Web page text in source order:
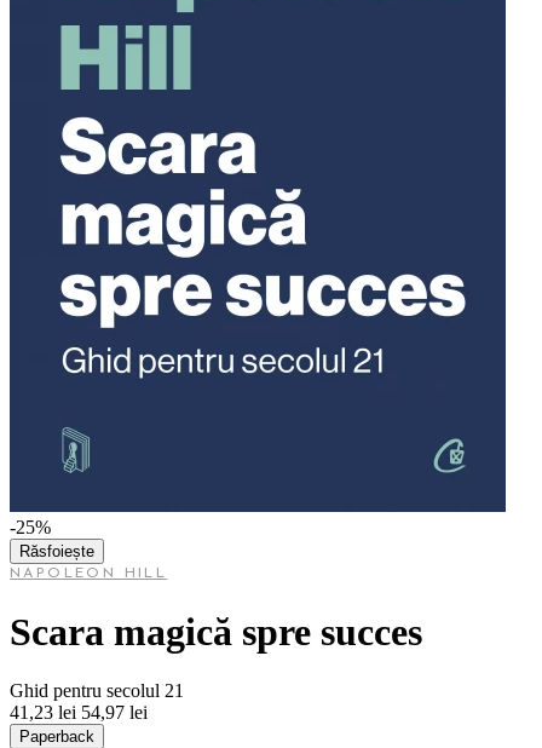
-25%
Răsfoiește
NAPOLEON HILL
Scara magică spre succes
Ghid pentru secolul 21
41,23 lei 54,97 lei
Paperback